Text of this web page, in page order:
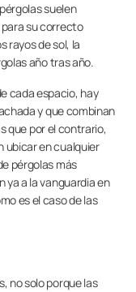
suelen
su correcto
rayos de sol, la
año tras año.
cada espacio, hay
y que combinan
que por el contrario,
ubicar en cualquier
pérgolas más
ya a la vanguardia en
es el caso de las
no solo porque las